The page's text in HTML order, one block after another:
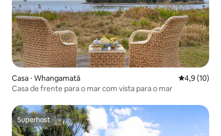
Casa ⋅ Whangamatā 4,9 de uma
4,9 (10)
Casa de frente para o mar com vista para o mar
Superhost
Superhost